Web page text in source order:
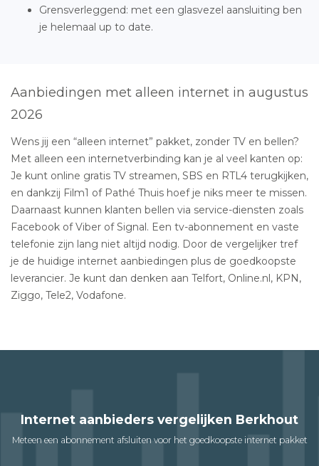
Grensverleggend: met een glasvezel aansluiting ben
je helemaal up to date.
Aanbiedingen met alleen internet in augustus
2026
Wens jij een “alleen internet” pakket, zonder TV en bellen?
Met alleen een internetverbinding kan je al veel kanten op:
Je kunt online gratis TV streamen, SBS en RTL4 terugkijken,
en dankzij Film1 of Pathé Thuis hoef je niks meer te missen.
Daarnaast kunnen klanten bellen via service-diensten zoals
Facebook of Viber of Signal. Een tv-abonnement en vaste
telefonie zijn lang niet altijd nodig. Door de vergelijker tref
je de huidige internet aanbiedingen plus de goedkoopste
leverancier. Je kunt dan denken aan Telfort, Online.nl, KPN,
Ziggo, Tele2, Vodafone.
Internet aanbieders vergelijken Berkhout
Meteen een abonnement afsluiten voor het goedkoopste internet pakket